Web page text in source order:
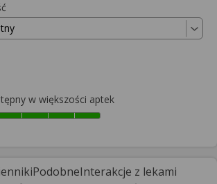
w większości aptek
PodobneInterakcje z lekami
na temat wykorzystywania narzędzi
serwisie znajdziesz w
Regulaminie